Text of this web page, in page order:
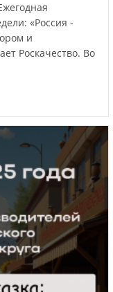
«Россия -
и
Роскачество. Во